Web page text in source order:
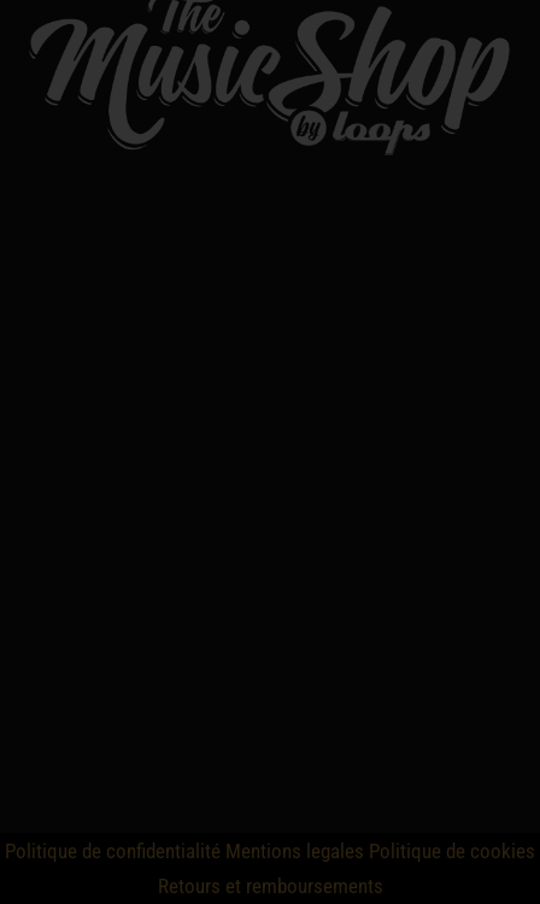
Politique de confidentialité Mentions legales Politique de cookies
Retours et remboursements